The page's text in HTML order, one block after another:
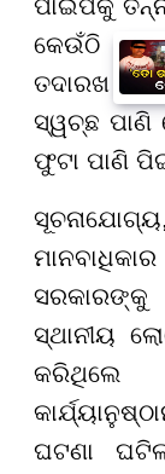
ପାଇପକୁ
କେଉଁଠି
ତଦାରଖ
ସ୍ୱଚ୍ଛ ପାଣି
ଫୁଟା ପାଣି
ସରକାରଙ୍କୁ
ସ୍ଥାନୀୟ
କରିଥିଲେ
ଘଟଣା